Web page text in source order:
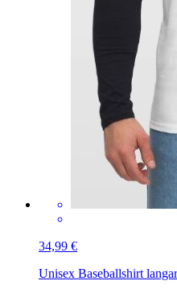
34,99 €
Unisex Baseballshirt